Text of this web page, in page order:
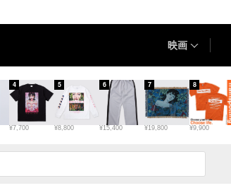
映画
¥7,700
4
¥8,800
5
¥15,400
6
¥19,800
7
¥9,900
8